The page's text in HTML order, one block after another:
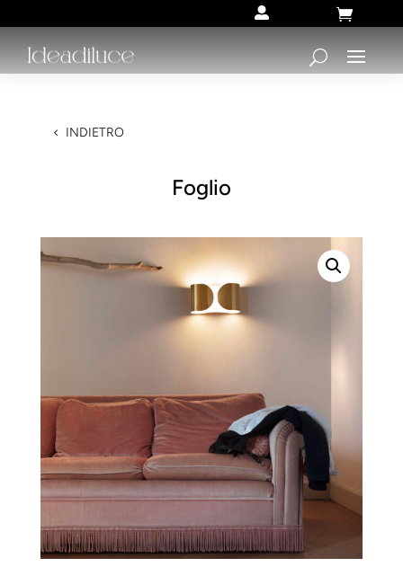
 
INDIETRO
Foglio